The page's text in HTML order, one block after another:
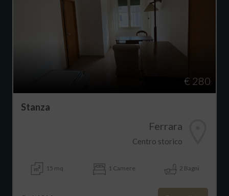
€ 280
Stanza
Ferrara
Centro storico
15 mq 1 Camere 2 Bagni